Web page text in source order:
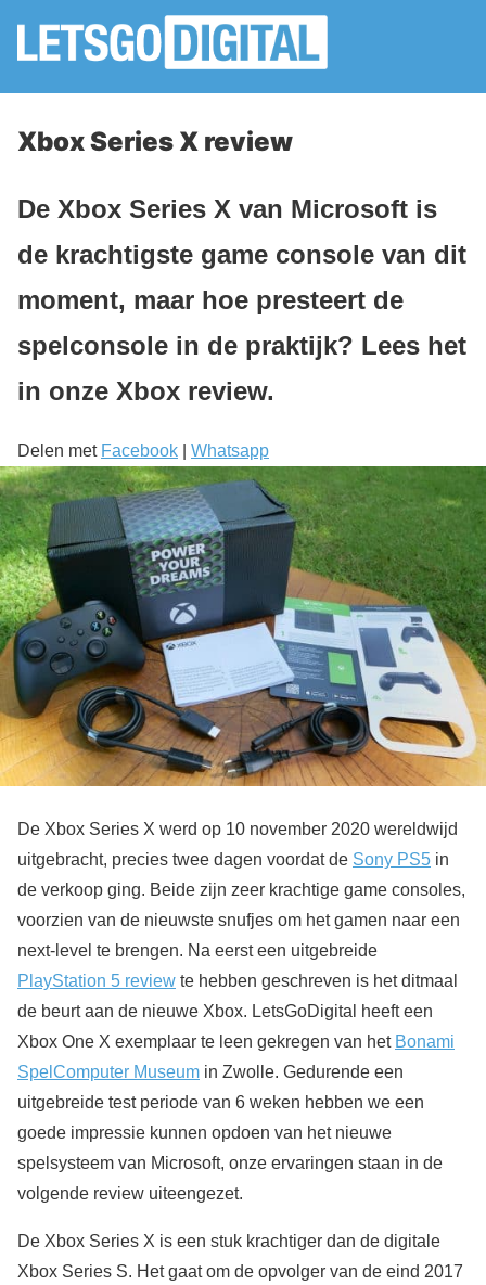
Xbox Series X review
De Xbox Series X van Microsoft is
de krachtigste game console van dit
moment, maar hoe presteert de
spelconsole in de praktijk? Lees het
in onze Xbox review.
Delen met Facebook Whatsapp
De Xbox Series X werd op 10 november 2020 wereldwijd
uitgebracht, precies twee dagen voordat de Sony PS5 in
de verkoop ging. Beide zijn zeer krachtige game consoles,
voorzien van de nieuwste snufjes om het gamen naar een
next-level te brengen. Na eerst een uitgebreide
PlayStation 5 review te hebben geschreven is het ditmaal
de beurt aan de nieuwe Xbox. LetsGoDigital heeft een
Xbox One X exemplaar te leen gekregen van het Bonami
SpelComputer Museum in Zwolle. Gedurende een
uitgebreide test periode van 6 weken hebben we een
goede impressie kunnen opdoen van het nieuwe
spelsysteem van Microsoft, onze ervaringen staan in de
volgende review uiteengezet.
De Xbox Series X is een stuk krachtiger dan de digitale
Xbox Series S. Het gaat om de opvolger van de eind 2017